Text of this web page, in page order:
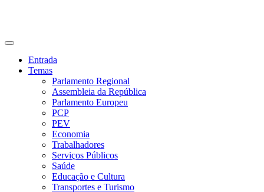
Entrada
Temas
Parlamento Regional
Assembleia da República
Parlamento Europeu
PCP
PEV
Economia
Trabalhadores
Serviços Públicos
Saúde
Educação e Cultura
Transportes e Turismo